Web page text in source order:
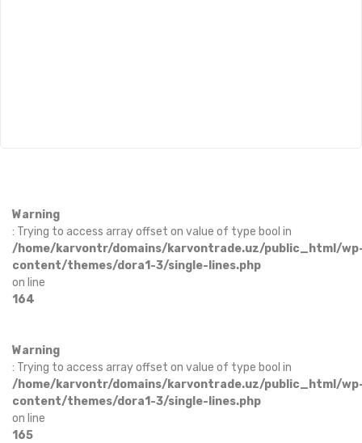
Warning
: Trying to access array offset on value of type bool in
/home/karvontr/domains/karvontrade.uz/public_html/
content/themes/dora1-3/single-lines.php
on line
164
Warning
: Trying to access array offset on value of type bool in
/home/karvontr/domains/karvontrade.uz/public_html/
content/themes/dora1-3/single-lines.php
on line
165